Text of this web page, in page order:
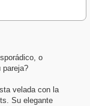
o
pareja?
velada con la
Su elegante